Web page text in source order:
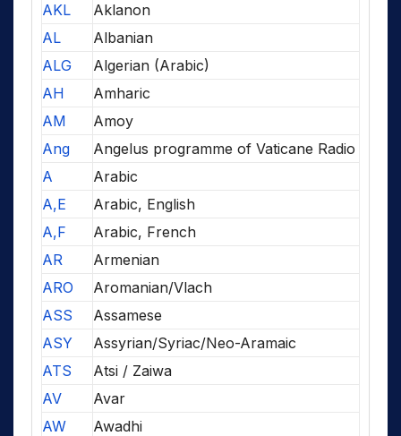
AKL
Aklanon
AL
Albanian
ALG
Algerian (Arabic)
AH
Amharic
AM
Amoy
Ang
Angelus programme of Vaticane Radio
A
Arabic
A,E
Arabic, English
A,F
Arabic, French
AR
Armenian
ARO
Aromanian/Vlach
ASS
Assamese
ASY
Assyrian/Syriac/Neo-Aramaic
ATS
Atsi / Zaiwa
AV
Avar
AW
Awadhi